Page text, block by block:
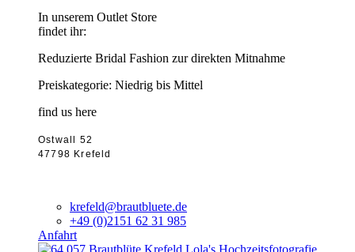
In unserem Outlet Store
findet ihr:
Reduzierte Bridal Fashion zur direkten Mitnahme
Preiskategorie: Niedrig bis Mittel
find us here
Ostwall 52
47798 Krefeld
krefeld@brautbluete.de
+49 (0)2151 62 31 985
Anfahrt